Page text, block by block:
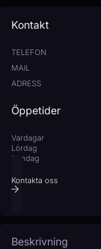
Kontakt
TELEFON
MAIL
ADRESS
Öppetider
Vardagar
Lördag
Söndag
Kontakta oss
Beskrivning